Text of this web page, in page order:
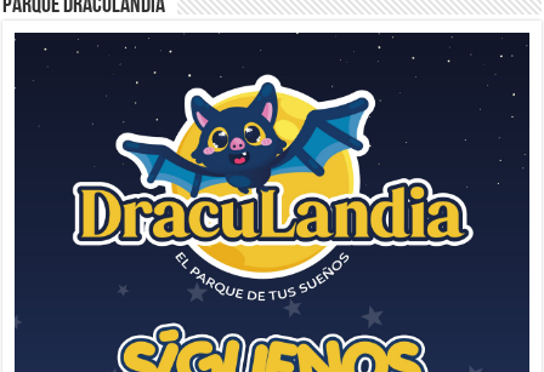
Parque Draculandia